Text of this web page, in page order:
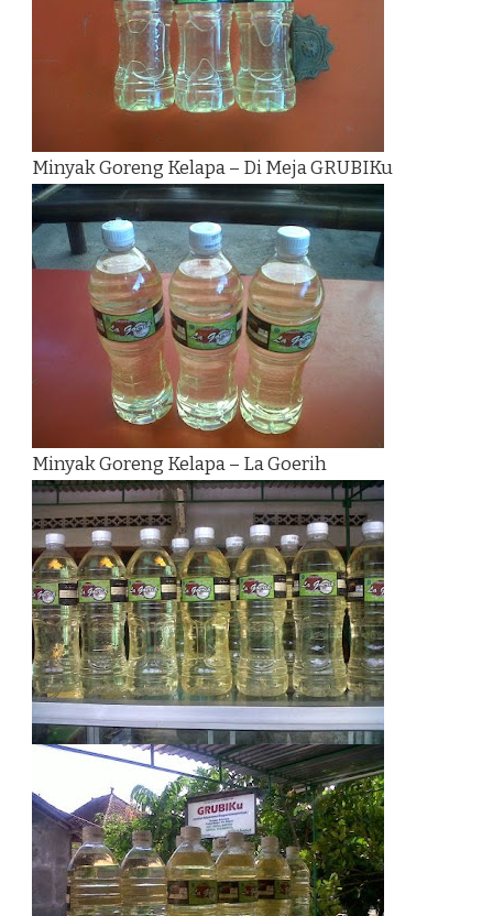
Minyak Goreng Kelapa – Di Meja GRUBIKu
Minyak Goreng Kelapa – La Goerih